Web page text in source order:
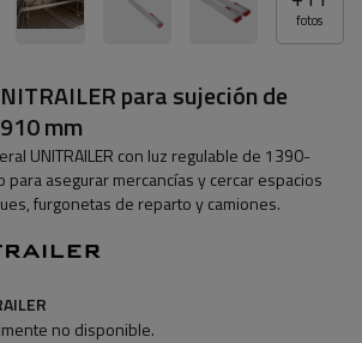
fotos
para sujeción de
mm
UNITRAILER con luz regulable de 1390-
para asegurar mercancías y cercar espacios
furgonetas de reparto y camiones.
no disponible.